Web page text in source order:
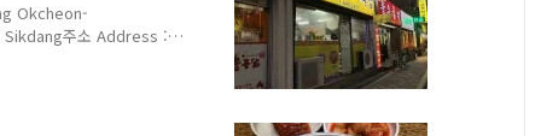
Okcheon-
주소 Address :강
ro, Gangneung-
및 가